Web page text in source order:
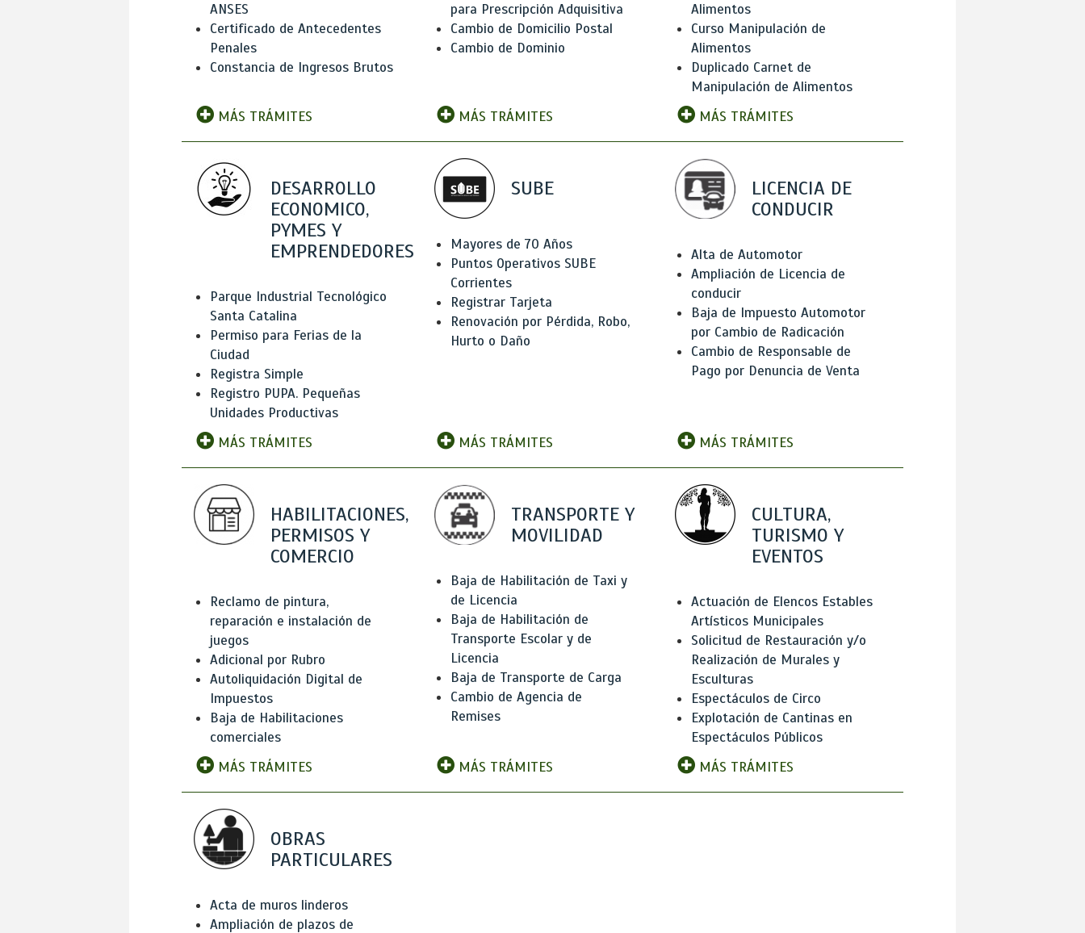
ANSES
Certificado de Antecedentes
Penales
Constancia de Ingresos Brutos
MÁS TRÁMITES
para Prescripción Adquisitiva
Cambio de Domicilio Postal
Cambio de Dominio
MÁS TRÁMITES
Alimentos
Curso Manipulación de
Alimentos
Duplicado Carnet de
Manipulación de Alimentos
MÁS TRÁMITES
DESARROLLO
ECONOMICO,
PYMES Y
EMPRENDEDORES
Parque Industrial Tecnológico
Santa Catalina
Permiso para Ferias de la
Ciudad
Registra Simple
Registro PUPA. Pequeñas
Unidades Productivas
MÁS TRÁMITES
SUBE
Mayores de 70 Años
Puntos Operativos SUBE
Corrientes
Registrar Tarjeta
Renovación por Pérdida, Robo,
Hurto o Daño
MÁS TRÁMITES
LICENCIA DE
CONDUCIR
Alta de Automotor
Ampliación de Licencia de
conducir
Baja de Impuesto Automotor
por Cambio de Radicación
Cambio de Responsable de
Pago por Denuncia de Venta
MÁS TRÁMITES
HABILITACIONES,
PERMISOS Y
COMERCIO
Reclamo de pintura,
reparación e instalación de
juegos
Adicional por Rubro
Autoliquidación Digital de
Impuestos
Baja de Habilitaciones
comerciales
MÁS TRÁMITES
TRANSPORTE Y
MOVILIDAD
Baja de Habilitación de Taxi y
de Licencia
Baja de Habilitación de
Transporte Escolar y de
Licencia
Baja de Transporte de Carga
Cambio de Agencia de
Remises
MÁS TRÁMITES
CULTURA,
TURISMO Y
EVENTOS
Actuación de Elencos Estables
Artísticos Municipales
Solicitud de Restauración y/o
Realización de Murales y
Esculturas
Espectáculos de Circo
Explotación de Cantinas en
Espectáculos Públicos
MÁS TRÁMITES
OBRAS
PARTICULARES
Acta de muros linderos
Ampliación de plazos de